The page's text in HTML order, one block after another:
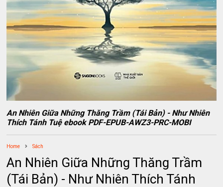
An Nhiên Giữa Những Thăng Trầm (Tái Bản) - Như Nhiên
Thích Tánh Tuệ ebook PDF-EPUB-AWZ3-PRC-MOBI
Home Sách
An Nhiên Giữa Những Thăng Trầm
(Tái Bản) - Như Nhiên Thích Tánh